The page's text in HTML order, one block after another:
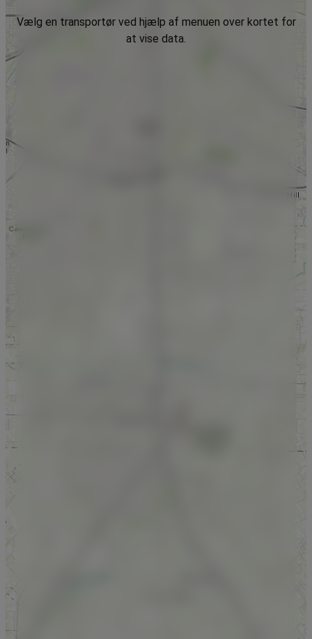
Vælg en transportør ved hjælp af menuen over kortet for
at vise data.